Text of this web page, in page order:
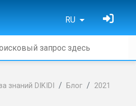
RU
знаний DIKIDI Блог 2021